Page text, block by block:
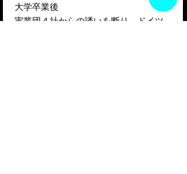
大学卒業後
実業団４社からの誘いを断り、ドイツ